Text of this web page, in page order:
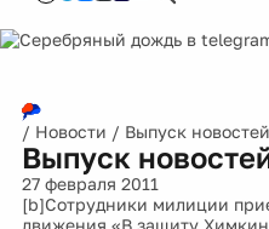
/ Новости / Выпуск новостей
Выпуск
27 февраля 2011
[b]Сотрудники милиции